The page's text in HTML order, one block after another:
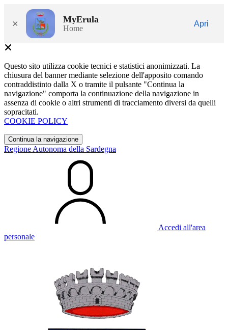
× MyErula
Home
Apri
Questo sito utilizza cookie tecnici e statistici anonimizzati. La
chiusura del banner mediante selezione dell'apposito comando
contraddistinto dalla X o tramite il pulsante "Continua la
navigazione" comporta la continuazione della navigazione in
assenza di cookie o altri strumenti di tracciamento diversi da quelli
sopracitati.
COOKIE POLICY
Continua la navigazione
Regione Autonoma della Sardegna
Accedi all'area
personale